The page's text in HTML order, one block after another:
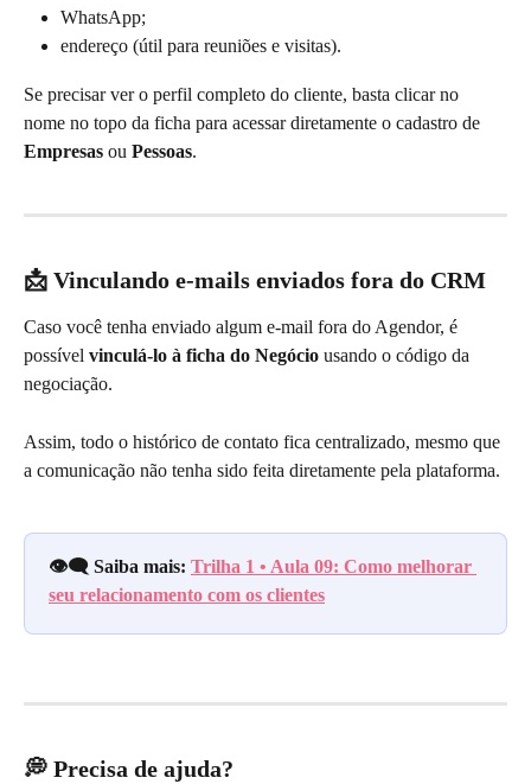
WhatsApp;
endereço (útil para reuniões e visitas).
Se precisar ver o perfil completo do cliente, basta clicar no
nome no topo da ficha para acessar diretamente o cadastro de
Empresas ou Pessoas.
📩 Vinculando e-mails enviados fora do CRM
Caso você tenha enviado algum e-mail fora do Agendor, é
possível vinculá-lo à ficha do Negócio usando o código da
negociação.
Assim, todo o histórico de contato fica centralizado, mesmo que
a comunicação não tenha sido feita diretamente pela plataforma.
👁️‍🗨️ Saiba mais: Trilha 1 • Aula 09: Como melhorar
seu relacionamento com os clientes
💭 Precisa de ajuda?